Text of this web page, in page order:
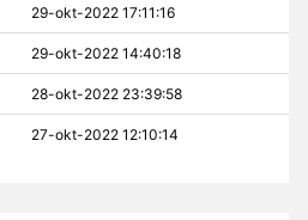
29-okt-2022 17:11:16
29-okt-2022 14:40:18
28-okt-2022 23:39:58
27-okt-2022 12:10:14